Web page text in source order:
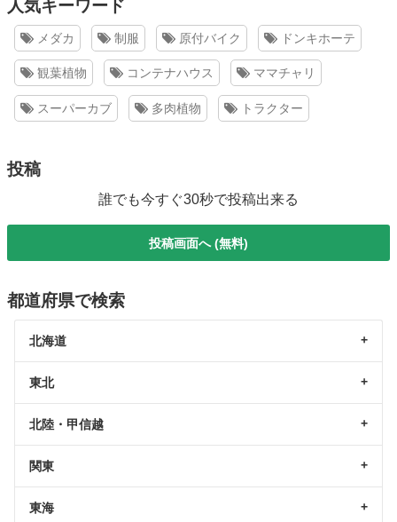
人気キーワード
メダカ 制服 原付バイク ドンキホーテ
観葉植物 コンテナハウス ママチャリ
スーパーカブ 多肉植物 トラクター
投稿
誰でも今すぐ30秒で投稿出来る
投稿画面へ (無料)
都道府県で検索
北海道
東北
北陸・甲信越
関東
東海